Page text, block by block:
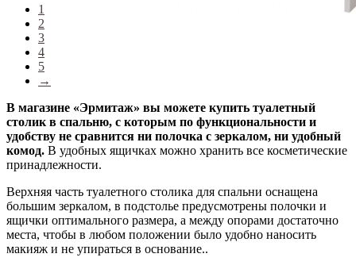
1
2
3
4
5
→
В магазине «Эрмитаж» вы можете купить туалетный
столик в спальню, с которым по функциональности и
удобству не сравнится ни полочка с зеркалом, ни удобный
комод. В удобных ящичках можно хранить все косметические
принадлежности.
Верхняя часть туалетного столика для спальни оснащена
большим зеркалом, в подстолье предусмотрены полочки и
ящички оптимального размера, а между опорами достаточно
места, чтобы в любом положении было удобно наносить
макияж и не упираться в основание..